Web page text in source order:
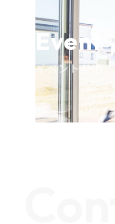
Event
イベント参加